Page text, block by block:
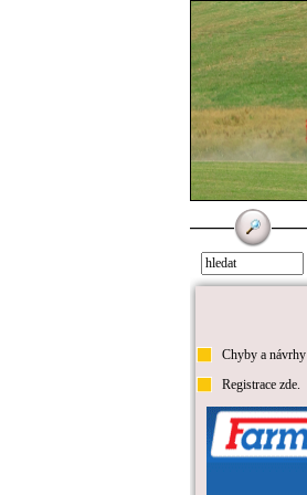
Chyby a návrhy
Registrace zde.